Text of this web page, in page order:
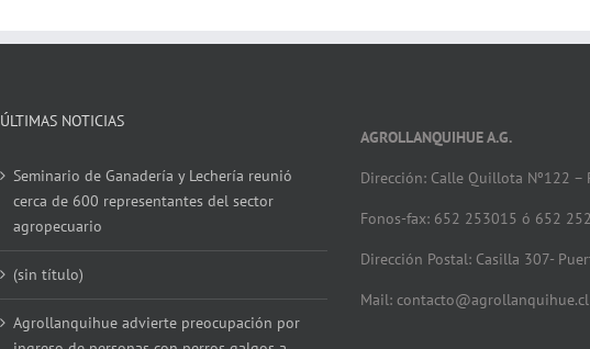
ÚLTIMAS NOTICIAS
Seminario de Ganadería y Lechería reunió
cerca de 600 representantes del sector
agropecuario
(sin título)
Agrollanquihue advierte preocupación por
AGROLLANQUIHUE A.G.
Dirección: Calle Quillota Nº122
Fonos-fax: 652 253015 ó 652
Dirección Postal: Casilla 307-
Mail: contacto@agrollanquihue.cl